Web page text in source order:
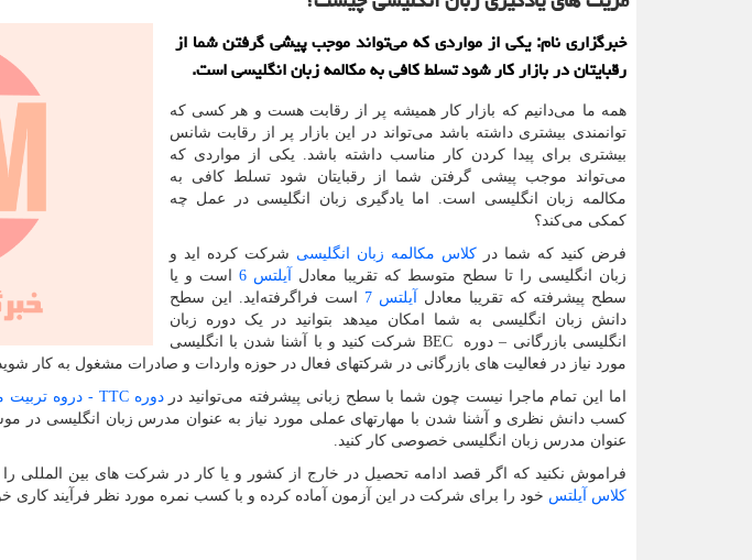
خبرگزاری نام: یکی از مواردی که می‌تواند موجب پیشی گرفتن شما از
رقبایتان در بازار کار شود تسلط کافی به مکالمه زبان انگلیسی است.
همه ما می‌دانیم که بازار کار همیشه پر از رقابت هست و هر کسی که
توانمندی بیشتری داشته باشد می‌تواند در این بازار پر از رقابت شانس
بیشتری برای پیدا کردن کار مناسب داشته باشد. یکی از مواردی که
می‌تواند موجب پیشی گرفتن شما از رقبایتان شود تسلط کافی به
مکالمه زبان انگلیسی است. اما یادگیری زبان انگلیسی در عمل چه
کمکی می‌کند؟
فرض کنید که شما درکلاس مکالمه زبان انگلیسی شرکت کرده اید و
زبان انگلیسی را تا سطح متوسط که تقریبا معادل
آیلتس 6
است و یا
سطح پیشرفته که تقریبا معادل
آیلتس 7
است فراگرفته‌اید. این سطح
دانش زبان انگلیسی به شما امکان میدهد بتوانید در یک دوره زبان
انگلیسی بازرگانی – دوره
BEC شرکت کنید و با آشنا شدن با انگلیسی
مورد نیاز در فعالیت های بازرگانی در شرکتهای فعال در حوزه واردات و صادرات مشغول به کار
اما این تمام ماجرا نیست چون شما با سطح زبانی پیشرفته می‌توانید دردوره TTC - دروه تربیت
کسب دانش نظری و آشنا شدن با مهارتهای عملی مورد نیاز به عنوان مدرس زبان انگلیسی در
عنوان مدرس زبان انگلیسی خصوصی کار کنید.
فراموش نکنید که اگر قصد ادامه تحصیل در خارج از کشور و یا کار در شرکت های بین المللی را
کلاس آیلتس خود را برای شرکت در این آزمون آماده کرده و با کسب نمره مورد نظر فرآیند کاری